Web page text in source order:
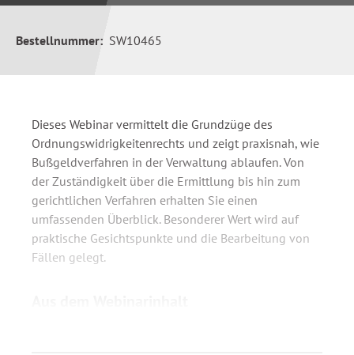
Bestellnummer: SW10465
Dieses Webinar vermittelt die Grundzüge des
Ordnungswidrigkeitenrechts und zeigt praxisnah, wie
Bußgeldverfahren in der Verwaltung ablaufen. Von
der Zuständigkeit über die Ermittlung bis hin zum
gerichtlichen Verfahren erhalten Sie einen
umfassenden Überblick. Besonderer Wert wird auf
praktische Gesichtspunkte und die Bearbeitung von
Fällen gelegt.